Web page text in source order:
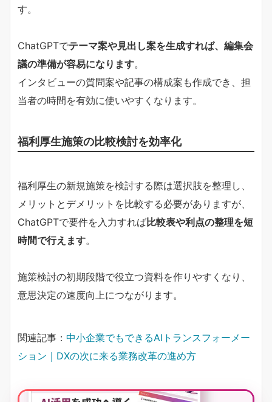
す。
ChatGPTでテーマ案や見出し案を生成すれば、編集会
議の準備が容易になります。
インタビューの質問案や記事の構成案も作成でき、担
当者の時間を有効に使いやすくなります。
福利厚生施策の比較検討を効率化
福利厚生の新規施策を検討する際は選択肢を整理し、
メリットとデメリットを比較する必要がありますが、
ChatGPTで要件を入力すれば比較表や利点の整理を短
時間で行えます。
施策検討の初期段階で役立つ資料を作りやすくなり、
意思決定の速度向上につながります。
関連記事： 中小企業でもできるAIトランスフォーメー
ション｜DXの次に来る業務改革の進め方